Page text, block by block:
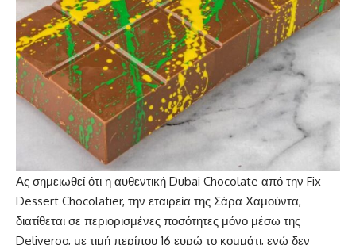
Ας σημειωθεί ότι η αυθεντική Dubai Chocolate από την Fix
Dessert Chocolatier, την εταιρεία της Σάρα Χαμούντα,
διατίθεται σε περιορισμένες ποσότητες μόνο μέσω της
Deliveroo, με τιμή περίπου 16 ευρώ το κομμάτι, ενώ δεν